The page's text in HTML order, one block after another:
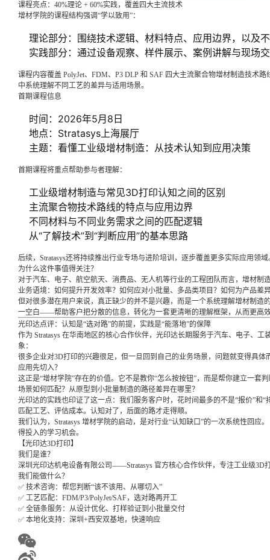
课程亮点：40%理论 + 60%实践，覆盖四大主流技术
增材学院的课程结构强调“学以致用”：
理论部分：围绕技术逻辑、材料特点、应用边界，以及
实践部分：通过设备观察、样件展示、案例讲解与现场
课程内容覆盖 PolyJet、FDM、P3 DLP 和 SAF 四大主流聚合物增材制造技术
中系统理解不同工艺的差异与适用场景。
首期课程信息
时间：2026年5月8日
地点：Stratasys上海展厅
主题：看懂工业级增材制造：从技术认知到应用决策
首期课程将重点帮助参与者理解：
工业级增材制造与常见3D打印认知之间的区别
主流聚合物技术路线的特点与应用边界
不同材料与不同业务需求之间的匹配逻辑
从“了解技术”到“判断应用”的基本思路
后续，Stratasys还将持续推出行业专场与进阶培训，逐步覆盖更多实际应用领域
为什么这件事值得关注？
对于汽车、电子、航空航天、消费品、无人机等行业的工程团队而言，增材制
业务语境：如何提升开发效率？如何应对小批量、多品类项目？如何为产品差
但对很多潜在用户来说，真正缺少的并不是兴趣，而是一个系统理解增材制造
一空白——帮助客户把分散的信息，转化为一套更清晰的理解框架，从而更高
光印达点评：认知是“选对路”的前提，实践是“能落地”的保障
作为 Stratasys 在华南地区的核心合作伙伴，光印达长期服务于汽车、电子、
象：
很多企业对3D打印的兴趣很足，但一旦回到自己的业务场景，问题就变得具
应用先切入？
这正是“增材学院”存在的价值。它不是教你“怎么按按钮”，而是帮你建立一套
场景如何匹配？从原型到小批量制造的路径差异在哪里？
光印达的实践也印证了这一点：我们服务客户时，花时间最多的不是“报价”
匹配工艺、评估成本。认知对了，后面的路才走得顺。
我们认为，Stratasys 增材学院的启动，是对行业“认知缺口”的一次系统性回应
得投入的学习机会。
【光印达3D打印】
我们是谁？
深圳光印达机电设备有限公司——Stratasys 官方核心合作伙伴，专注工业级3D
我们能做什么？
✅ 技术咨询：帮您判断“该不该用、从哪切入”
✅ 工艺匹配：FDM/P3/PolyJet/SAF，选对路再开工
✅ 全链条服务：从设计优化、打样验证到小批量交付
✅ 本地化支持：深圳+西安双基地，快速响应